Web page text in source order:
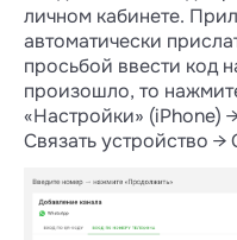
личном кабинете.
автоматически
просьбой ввести код
произошло, то
«Настройки» (iPhone)
Связать устройство →